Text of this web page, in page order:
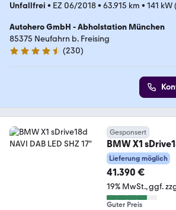
Unfallfrei • EZ 06/2018• 63.915 km • 141 kW
Autohero GmbH - Abholstation München
85375 Neufahrn b. Freising
4.4 Sterne
(230)
Gesponsert
BMW X1
SHZ 17"
Lieferung möglich
41.390 €
19% MwSt. ggf.
Guter Preis